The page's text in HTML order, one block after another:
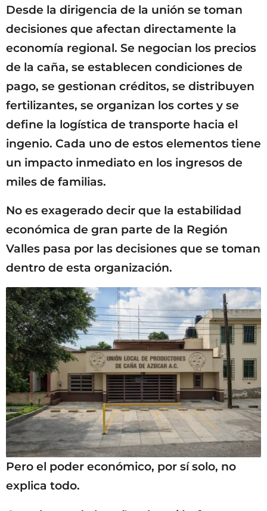
Desde la dirigencia de la unión se toman
decisiones que afectan directamente la
economía regional. Se negocian los precios
de la caña, se establecen condiciones de
pago, se gestionan créditos, se distribuyen
fertilizantes, se organizan los cortes y se
define la logística de transporte hacia el
ingenio. Cada uno de estos elementos tiene
un impacto inmediato en los ingresos de
miles de familias.
No es exagerado decir que la estabilidad
económica de gran parte de la Región
Valles pasa por las decisiones que se toman
dentro de esta organización.
Pero el poder económico, por sí solo, no
explica todo.